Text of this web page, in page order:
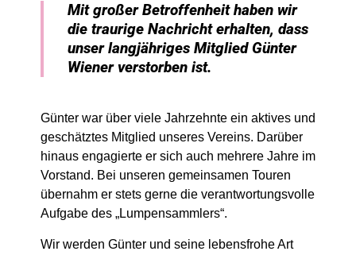
Mit großer Betroffenheit haben wir
die traurige Nachricht erhalten, dass
unser langjähriges Mitglied Günter
Wiener verstorben ist.
Günter war über viele Jahrzehnte ein aktives und
geschätztes Mitglied unseres Vereins. Darüber
hinaus engagierte er sich auch mehrere Jahre im
Vorstand. Bei unseren gemeinsamen Touren
übernahm er stets gerne die verantwortungsvolle
Aufgabe des „Lumpensammlers“.
Wir werden Günter und seine lebensfrohe Art